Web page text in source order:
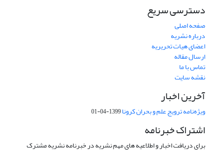
دسترسی سریع
صفحه اصلی
درباره نشریه
اعضای هیات تحریریه
ارسال مقاله
تماس با ما
نقشه سایت
آخرین اخبار
ویژه‌نامه ترویج علم و بحران کرونا1399-04-01
اشتراک خبرنامه
برای دریافت اخبار و اطلاعیه های مهم نشریه در خبرنامه نشریه مشترک